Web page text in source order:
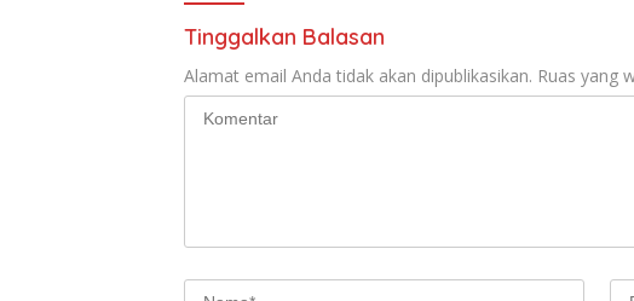
Tinggalkan Balasan
Alamat email Anda tidak akan dipublikasikan. Ruas yang